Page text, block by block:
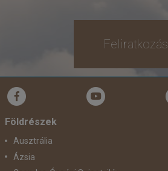
Feliratkozás
Földrészek
Ausztrália
Ázsia